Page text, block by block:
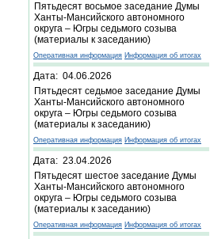
Пятьдесят восьмое заседание Думы
Ханты-Мансийского автономного
округа – Югры седьмого созыва
(материалы к заседанию)
Оперативная информация Информация об итогах
Дата: 04.06.2026
Пятьдесят седьмое заседание Думы
Ханты-Мансийского автономного
округа – Югры седьмого созыва
(материалы к заседанию)
Оперативная информация Информация об итогах
Дата: 23.04.2026
Пятьдесят шестое заседание Думы
Ханты-Мансийского автономного
округа – Югры седьмого созыва
(материалы к заседанию)
Оперативная информация Информация об итогах